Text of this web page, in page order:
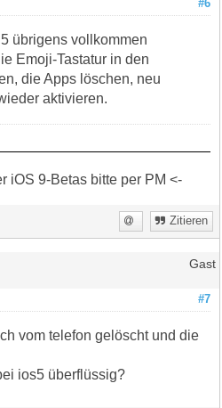
#6
übrigens vollkommen
Emoji-Tastatur in den
die Apps löschen, neu
aktivieren.
iOS 9-Betas bitte per PM <-
Zitieren
Gast
#7
vom telefon gelöscht und die
ios5 überflüssig?